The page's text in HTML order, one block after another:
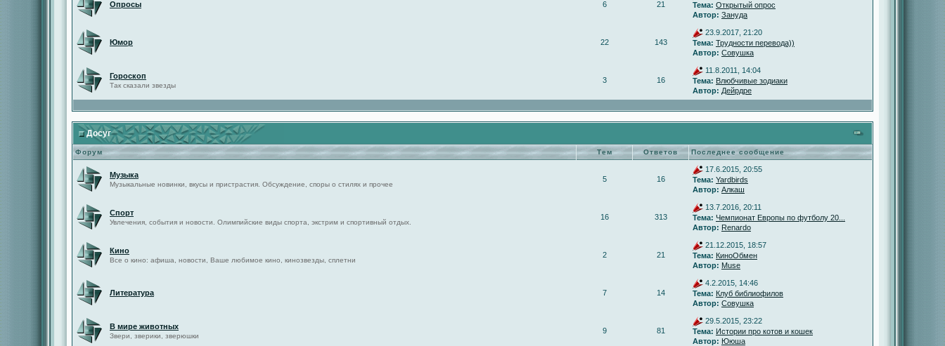
Опросы 6 21
Тема: Открытый опрос
Автор: Зануда
Юмор 22 143
23.9.2017, 21:20
Тема: Трудности перевода))
Автор: Совушка
Гороскоп
Так сказали звезды
3 16
11.8.2011, 14:04
Тема: Влюбчивые зодиаки
Автор: Дейрдре
Досуг
Форум Тем Ответов Последнее сообщение
Музыка
Музыкальные новинки, вкусы и пристрастия. Обсуждение, споры о стилях и прочее
5 16
17.6.2015, 20:55
Тема: Yardbirds
Автор: Алкаш
Спорт
Увлечения, события и новости. Олимпийские виды спорта, экстрим и спортивный отдых.
16 313
13.7.2016, 20:11
Тема: Чемпионат Европы по футболу 20...
Автор: Renardo
Кино
Все о кино: афиша, новости, Ваше любимое кино, кинозвезды, сплетни
2 21
21.12.2015, 18:57
Тема: КиноОбмен
Автор: Muse
Литература 7 14
4.2.2015, 14:46
Тема: Клуб библиофилов
Автор: Совушка
В мире животных
Звери, зверики, зверюшки
9 81
29.5.2015, 23:22
Тема: Истории про котов и кошек
Автор: Ююша